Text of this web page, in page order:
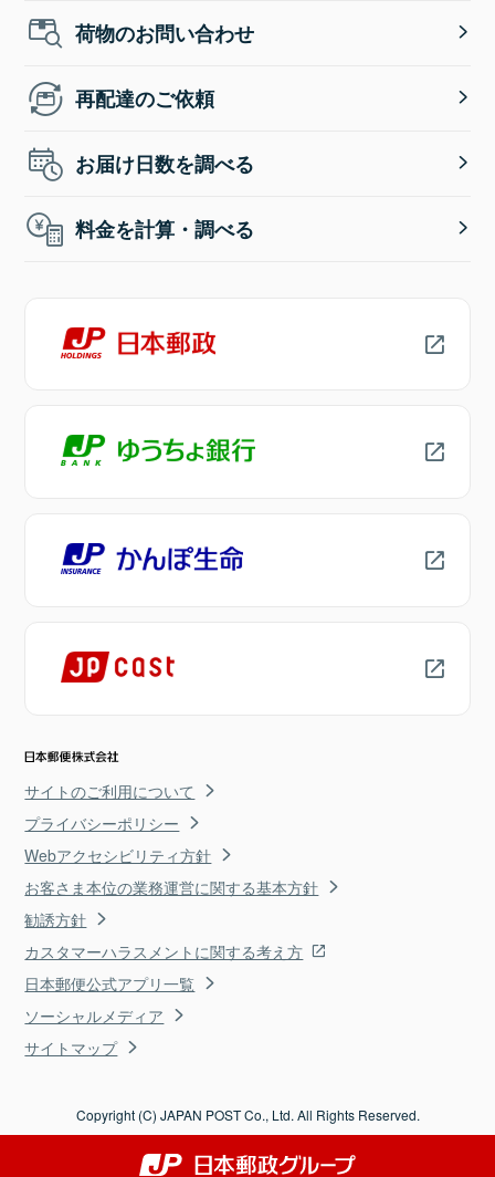
荷物のお問い合わせ
再配達のご依頼
お届け日数を調べる
料金を計算・調べる
サイトのご利用について
プライバシーポリシー
Webアクセシビリティ方針
お客さま本位の業務運営に関する基本方針
勧誘方針
カスタマーハラスメントに関する考え方
日本郵便公式アプリ一覧
ソーシャルメディア
サイトマップ
Copyright (C) JAPAN POST Co., Ltd. All Rights Reserved.